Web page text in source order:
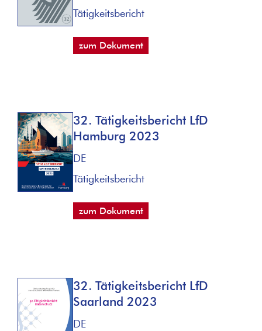
Tätigkeitsbericht
zum Dokument
32. Tätigkeitsbericht LfD
Hamburg 2023
DE
Tätigkeitsbericht
zum Dokument
32. Tätigkeitsbericht LfD
Saarland 2023
DE